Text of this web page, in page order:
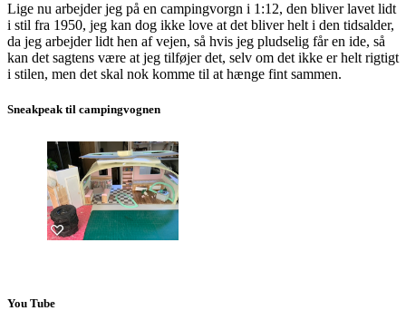
Lige nu arbejder jeg på en campingvorgn i 1:12, den bliver lavet lidt
i stil fra 1950, jeg kan dog ikke love at det bliver helt i den tidsalder,
da jeg arbejder lidt hen af vejen, så hvis jeg pludselig får en ide, så
kan det sagtens være at jeg tilføjer det, selv om det ikke er helt rigtigt
i stilen, men det skal nok komme til at hænge fint sammen.
Sneakpeak til campingvognen
You Tube